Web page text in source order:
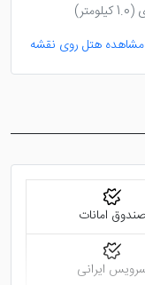
(1.0 کیلومتر)
مشاهده هتل روی نقشه
صندوق امانات
ایرانی